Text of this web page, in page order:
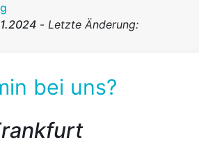
- Letzte Änderung:
bei uns?